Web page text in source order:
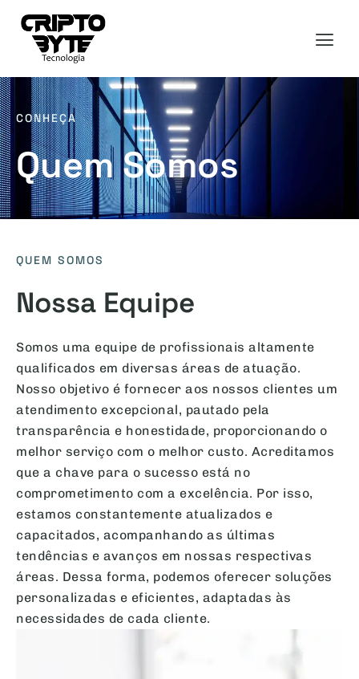
CONHEÇA
Quem Somos
QUEM SOMOS
Nossa Equipe
Somos uma equipe de profissionais altamente
qualificados em diversas áreas de atuação.
Nosso objetivo é fornecer aos nossos clientes um
atendimento excepcional, pautado pela
transparência e honestidade, proporcionando o
melhor serviço com o melhor custo. Acreditamos
que a chave para o sucesso está no
comprometimento com a excelência. Por isso,
estamos constantemente atualizados e
capacitados, acompanhando as últimas
tendências e avanços em nossas respectivas
áreas. Dessa forma, podemos oferecer soluções
personalizadas e eficientes, adaptadas às
necessidades de cada cliente.